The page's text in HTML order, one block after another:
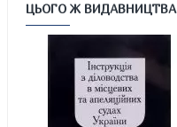
ЦЬОГО Ж ВИДАВНИЦТВА